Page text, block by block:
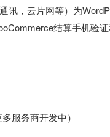
，云片网等）为
结算手机验
服务商开发中）